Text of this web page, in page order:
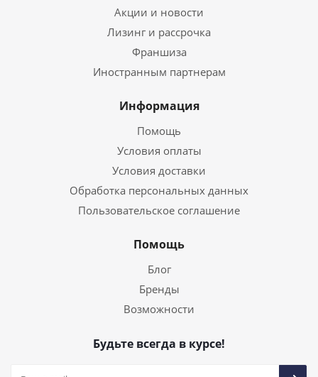
Акции и новости
Лизинг и рассрочка
Франшиза
Иностранным партнерам
Информация
Помощь
Условия оплаты
Условия доставки
Обработка персональных данных
Пользовательское соглашение
Помощь
Блог
Бренды
Возможности
Будьте всегда в курсе!